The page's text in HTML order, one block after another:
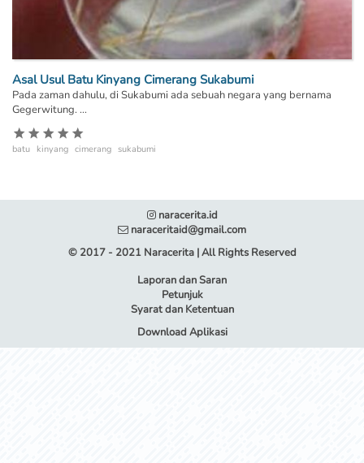
Asal Usul Batu Kinyang Cimerang Sukabumi
Pada zaman dahulu, di Sukabumi ada sebuah negara yang bernama
Gegerwitung. ...
batu kinyang cimerang sukabumi
naracerita.id
naraceritaid@gmail.com
© 2017 - 2021 Naracerita | All Rights Reserved
Laporan dan Saran
Petunjuk
Syarat dan Ketentuan
Download Aplikasi